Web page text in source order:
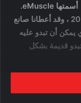
أعلنت دودج أنها ستقدم قريبًا سيارة كهربائية أسمتها eMuscle.
سيتم إطلاق Dodge EV الجديدة في عام 2024 ، وقد أعطانا صانع
أن تبدو عليه
تبدو قديمة بشكل